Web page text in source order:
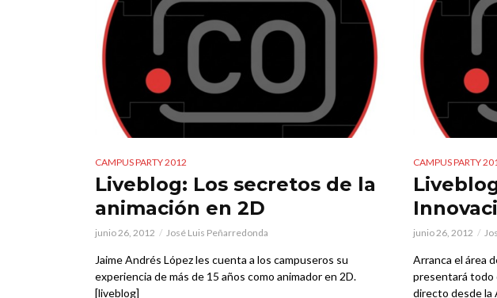
CAMPUS PARTY 2012
Liveblog: Los secretos de la
animación en 2D
junio 26, 2012 José Luis Peñarredonda
Jaime Andrés López les cuenta a los campuseros su
experiencia de más de 15 años como animador en 2D.
[liveblog]
CAMPUS PARTY
junio 26, 2012
Arranca el área
presentará todo
directo desde la